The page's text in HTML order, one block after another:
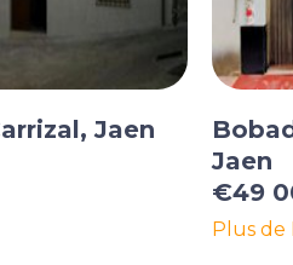
Jaen
Jaen
€49
Plus de